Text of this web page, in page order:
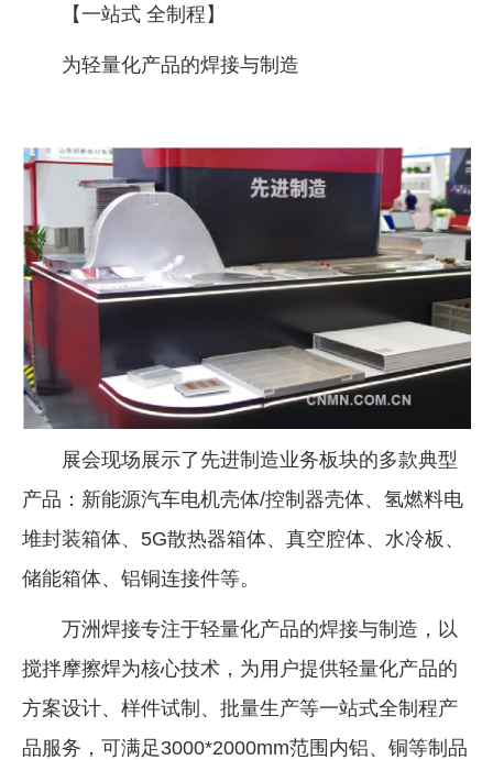
【一站式 全制程】
为轻量化产品的焊接与制造
展会现场展示了先进制造业务板块的多款典型
产品：新能源汽车电机壳体/控制器壳体、氢燃料电
堆封装箱体、5G散热器箱体、真空腔体、水冷板、
储能箱体、铝铜连接件等。
万洲焊接专注于轻量化产品的焊接与制造，以
搅拌摩擦焊为核心技术，为用户提供轻量化产品的
方案设计、样件试制、批量生产等一站式全制程产
品服务，可满足3000*2000mm范围内铝、铜等制品